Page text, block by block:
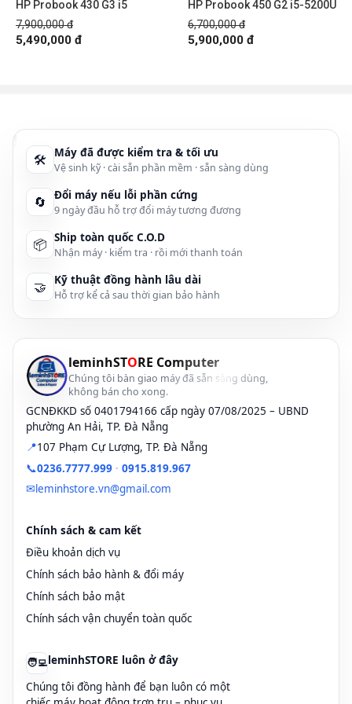
Lưu ý:
Bạn nên trực tiếp đến xem Laptop, tự tay test và kiểm tra rồi hãy
đánh giá chất lượng thật của Laptop HP 840 G3 giá rẻ.
leminhSTORE.vn không khuyến khích các bạn phải mua liền.
Hãy nhờ bạn bè, hoặc ai đó rành về IT và biết sử dụng Laptop đi
theo để kiểm tra, tư vấn cho bạn.
leminhSTORE.vn luôn VUI VẺ CHÀO ĐÓN các bạn đến xem
Laptop và tham khảo giá + chất lượng
LƯỢNG + chính sách BẢO HÀNH + HỖ TRỢ tại shop.
leminhSTORE.vn là Shop chuyên bán LAPTOP 840 G3 cũ Uy
Tín tại Đà Nẵng
HP Probook 430 G3 i5
7,900,000 đ
5,490,000 đ
HP Probook 450 G2 i5-5200U
6,700,000 đ
5,900,000 đ
🛠 Máy đã được kiểm tra & tối ưu
Vệ sinh kỹ · cài sẵn phần mềm · sẵn sàng dùng
🔄 Đổi máy nếu lỗi phần cứng
9 ngày đầu hỗ trợ đổi máy tương đương
📦 Ship toàn quốc C.O.D
Nhận máy · kiểm tra · rồi mới thanh toán
🤝 Kỹ thuật đồng hành lâu dài
Hỗ trợ kể cả sau thời gian bảo hành
leminhSTORE Computer
Chúng tôi bàn giao máy đã sẵn sàng dùng,
không bán cho xong.
GCNĐKKD số 0401794166 cấp ngày 07/08/2025 – UBND
phường An Hải, TP. Đà Nẵng
📍107 Phạm Cự Lượng, TP. Đà Nẵng
📞0236.7777.999 · 0915.819.967
✉leminhstore.vn@gmail.com
Chính sách & cam kết
Điều khoản dịch vụ
Chính sách bảo hành & đổi máy
Chính sách bảo mật
Chính sách vận chuyển toàn quốc
🧑‍💻leminhSTORE luôn ở đây
Chúng tôi đồng hành để bạn luôn có một